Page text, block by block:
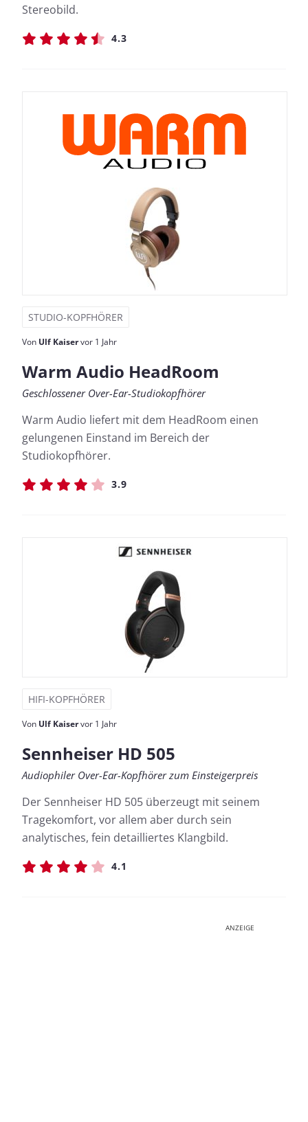
Stereobild.
4.3
STUDIO-KOPFHÖRER
Von Ulf Kaiservor 1 Jahr
Warm Audio HeadRoom
Geschlossener Over-Ear-Studiokopfhörer
Warm Audio liefert mit dem HeadRoom einen
gelungenen Einstand im Bereich der
Studiokopfhörer.
3.9
HIFI-KOPFHÖRER
Von Ulf Kaiservor 1 Jahr
Sennheiser HD 505
Audiophiler Over-Ear-Kopfhörer zum Einsteigerpreis
Der Sennheiser HD 505 überzeugt mit seinem
Tragekomfort, vor allem aber durch sein
analytisches, fein detailliertes Klangbild.
4.1
ANZEIGE